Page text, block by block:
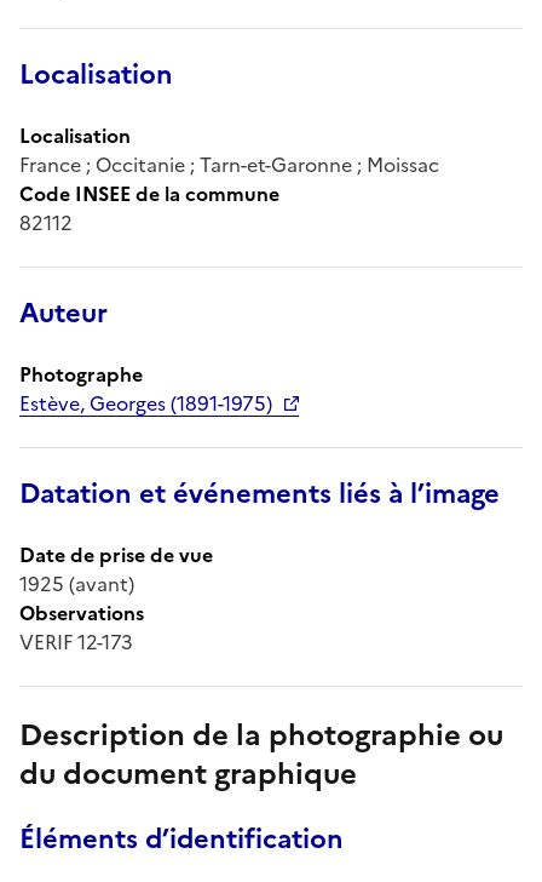
Localisation
Localisation
France ; Occitanie ; Tarn-et-Garonne ; Moissac
Code INSEE de la commune
82112
Auteur
Photographe
Estève, Georges (1891-1975)
Datation et événements liés à l’image
Date de prise de vue
1925 (avant)
Observations
VERIF 12-173
Description de la photographie ou
du document graphique
Éléments d’identification